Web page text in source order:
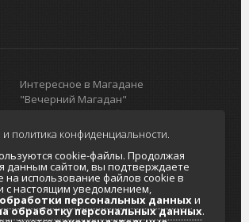
Интересное в Магадане
"Вечерний Магадан"
Городская доска объявлений
Реклама
Главный туристический портал
Колымы
Политика в отношении обработки
персональных данных
Согласие на обработку персональных
политика конфиденциальности.
cookie-файлы. Продолжая
данным сайтом, вы подтверждаете
на использование файлов cookie в
с настоящим уведомлением,
персональных данныхи
обработку персональных данных.